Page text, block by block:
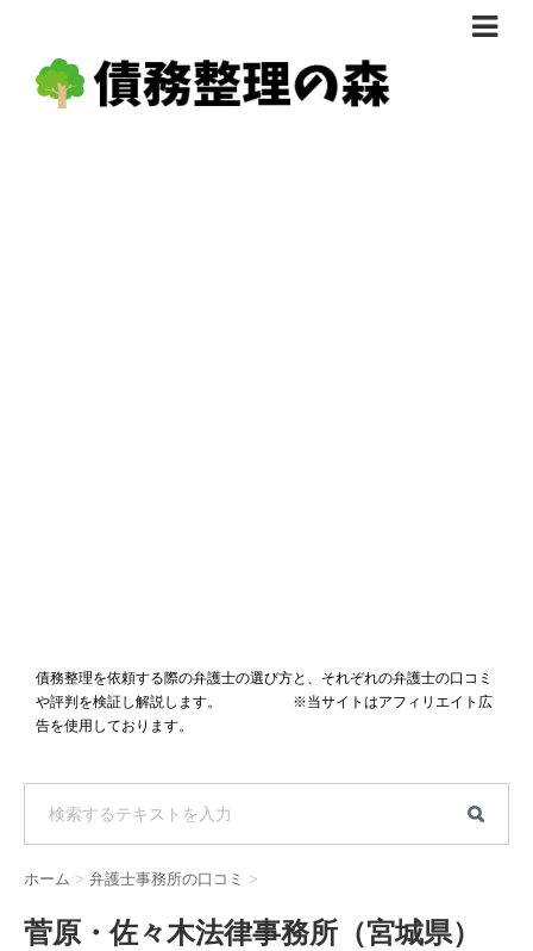
債務整理体験談
債務整理を依頼する際の弁護士の選び方と、それぞれの弁護士の口コミ
や評判を検証し解説します。 ※当サイトはアフィリエイト広
告を使用しております。
ホーム > 弁護士事務所の口コミ >
菅原・佐々木法律事務所（宮城県）